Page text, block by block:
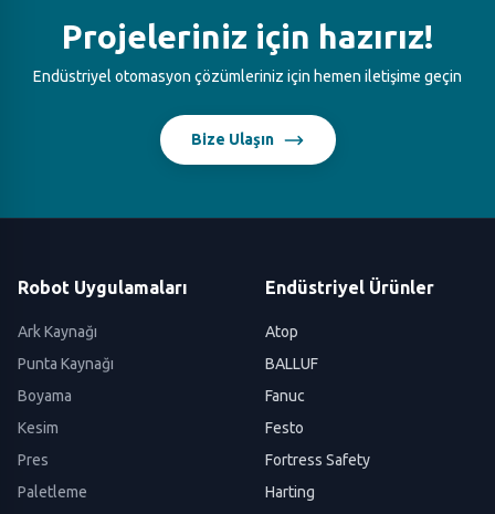
Projeleriniz için hazırız!
Endüstriyel otomasyon çözümleriniz için hemen iletişime geçin
Bize Ulaşın
Robot Uygulamaları
Ark Kaynağı
Punta Kaynağı
Boyama
Kesim
Pres
Paletleme
Endüstriyel Ürünler
Atop
BALLUF
Fanuc
Festo
Fortress Safety
Harting